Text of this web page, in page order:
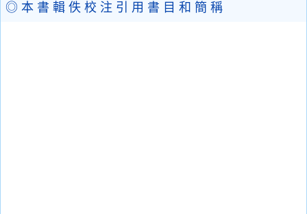
◎ 本 書 輯 佚 校 注 引 用 書 目 和 簡 稱